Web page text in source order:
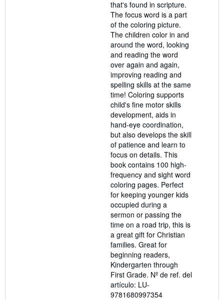
that's found in scripture.
The focus word is a part
of the coloring picture.
The children color in and
around the word, looking
and reading the word
over again and again,
improving reading and
spelling skills at the same
time! Coloring supports
child's fine motor skills
development, aids in
hand-eye coordination,
but also develops the skill
of patience and learn to
focus on details. This
book contains 100 high-
frequency and sight word
coloring pages. Perfect
for keeping younger kids
occupied during a
sermon or passing the
time on a road trip, this is
a great gift for Christian
families. Great for
beginning readers,
Kindergarten through
First Grade. Nº de ref. del
artículo: LU-
9781680997354